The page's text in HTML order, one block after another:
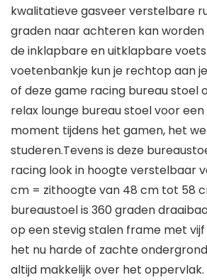
kwalitatieve gasveer verstelbare
graden naar achteren kan
de inklapbare en uitklapbare
voetenbankje kun je rechtop aan
of deze game racing bureau stoel
relax lounge bureau stoel voor
moment tijdens het gamen, het
studeren.Tevens is deze
racing look in hoogte verstelbaar
cm = zithoogte van 48 cm tot 58
bureaustoel is 360 graden
op een stevig stalen frame met vijf
het nu harde of zachte
altijd makkelijk over het oppervlak.